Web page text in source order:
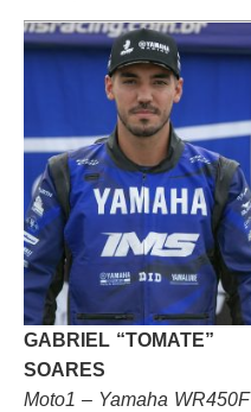
GABRIEL “TOMATE”
SOARES
Moto1 – Yamaha WR450F